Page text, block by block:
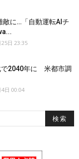
敵に…「自動運転AIチ
日 23:35
で2040年に 米都市調
日 00:04